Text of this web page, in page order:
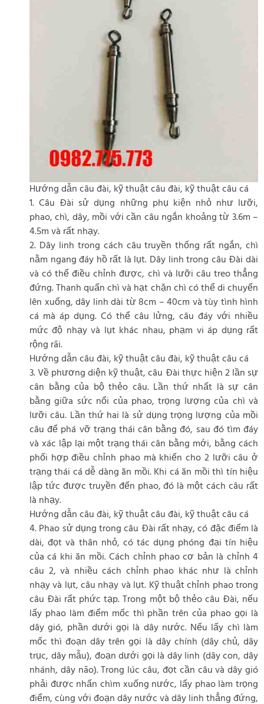
Hướng dẫn câu đài, kỹ thuật câu đài, kỹ thuật câu cá
1. Câu Đài sử dụng những phụ kiện nhỏ như lưỡi,
phao, chì, dây, mồi với cần câu ngắn khoảng từ 3.6m –
4.5m và rất nhạy.
2. Dây linh trong cách câu truyền thống rất ngắn, chì
nằm ngang đáy hồ rất là lụt. Dây linh trong câu Đài dài
và có thể điều chỉnh được, chì và lưỡi câu treo thẳng
đứng. Thanh quấn chì và hạt chặn chì có thể di chuyển
lên xuống, dây linh dài từ 8cm – 40cm và tùy tình hình
cá mà áp dụng. Có thể câu lửng, câu đáy với nhiều
mức độ nhạy và lụt khác nhau, phạm vi áp dụng rất
rộng rãi.
Hướng dẫn câu đài, kỹ thuật câu đài, kỹ thuật câu cá
3. Về phương diện kỹ thuật, câu Đài thực hiện 2 lần sự
cân bằng của bộ thẻo câu. Lần thứ nhất là sự cân
bằng giữa sức nổi của phao, trọng lượng của chì và
lưỡi câu. Lần thứ hai là sử dụng trọng lượng của mồi
câu để phá vỡ trạng thái cân bằng đó, sau đó tìm đáy
và xác lập lại một trạng thái cân bằng mới, bằng cách
phối hợp điều chỉnh phao mà khiến cho 2 lưỡi câu ở
trạng thái cá dễ dàng ăn mồi. Khi cá ăn mồi thì tín hiệu
lập tức được truyền đến phao, đó là một cách câu rất
là nhạy.
Hướng dẫn câu đài, kỹ thuật câu đài, kỹ thuật câu cá
4. Phao sử dụng trong câu Đài rất nhạy, có đặc điểm là
dài, đọt và thân nhỏ, có tác dụng phóng đại tín hiệu
của cá khi ăn mồi. Cách chỉnh phao cơ bản là chỉnh 4
câu 2, và nhiều cách chỉnh phao khác như là chỉnh
nhạy và lụt, câu nhạy và lụt. Kỹ thuật chỉnh phao trong
câu Đài rất phức tạp. Trong một bộ thẻo câu Đài, nếu
lấy phao làm điểm mốc thì phần trên của phao gọi là
dây gió, phần dưới gọi là dây nước. Nếu lấy chì làm
mốc thì đoạn dây trên gọi là dây chính (dây chủ, dây
trục, dây mẫu), đoạn dưới gọi là dây linh (dây con, dây
nhánh, dây não). Trong lúc câu, đọt cần câu và dây gió
phải được nhấn chìm xuống nước, lấy phao làm trọng
điểm, cùng với đoạn dây nước và dây linh thẳng đứng,